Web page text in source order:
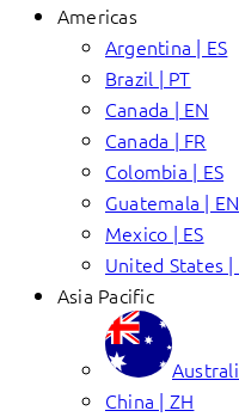
Americas
Argentina | ES
Brazil | PT
Canada | EN
Canada | FR
Colombia | ES
Guatemala | EN
Mexico | ES
United States |
Asia Pacific
China | ZH